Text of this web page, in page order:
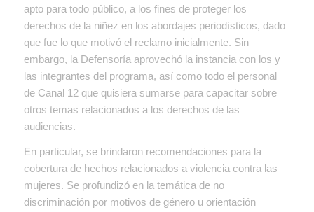
apto para todo público, a los fines de proteger los
derechos de la niñez en los abordajes periodísticos, dado
que fue lo que motivó el reclamo inicialmente. Sin
embargo, la Defensoría aprovechó la instancia con los y
las integrantes del programa, así como todo el personal
de Canal 12 que quisiera sumarse para capacitar sobre
otros temas relacionados a los derechos de las
audiencias.
En particular, se brindaron recomendaciones para la
cobertura de hechos relacionados a violencia contra las
mujeres. Se profundizó en la temática de no
discriminación por motivos de género u orientación